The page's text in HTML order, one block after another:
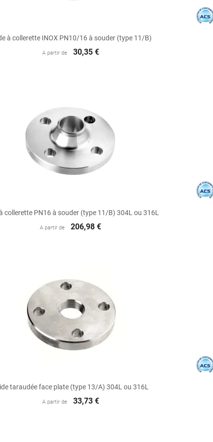
Aperçu rapide
à collerette INOX PN10/16 à souder (type 11/B)
A partir de 30,35 €
 Aperçu rapide
collerette PN16 à souder (type 11/B) 304L ou 316L
A partir de 206,98 €
Aperçu rapide
taraudée face plate (type 13/A) 304L ou 316L
A partir de 33,73 €